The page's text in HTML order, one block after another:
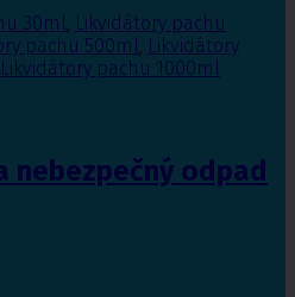
30ml, Likvidátory pachu
pachu 500ml, Likvidátory
Likvidátory pachu 1000ml
nebezpečný odpad